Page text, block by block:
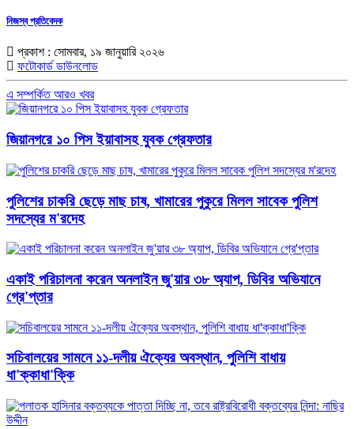
নিজস্ব প্রতিবেদক
প্রকাশ : সোমবার, ১৯ জানুয়ারি ২০২৬
ফটোকার্ড ডাউনলোড
এ সম্পর্কিত আরও খবর
জিয়ানগরে ১০ পিস ইয়াবাসহ যুবক গ্রেফতার
পুলিশের চাকরি ছেড়ে মাছ চাষ, খামারের পুকুরে মিলল সাবেক পুলিশ
সদস্যের ম'রদেহ
একাই পরিচালনা করেন অনলাইন জু'য়ার ৩৮ অ্যাপ, ডিবির অভিযানে
গ্রে'প্তার
সচিবালয়ের সামনে ১১-দলীয় ঐক্যের অবস্থান, পুলিশি বাধায়
ধা'ক্কাধা'ক্কি